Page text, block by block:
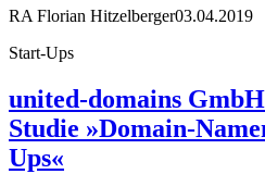
RA Florian Hitzelberger03.04.2019
Start-Ups
united-domains
Studie »Domain-
Ups«